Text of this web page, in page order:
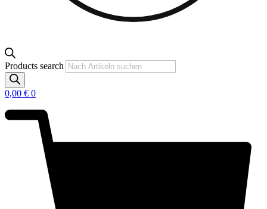
Products search
0,00 € 0